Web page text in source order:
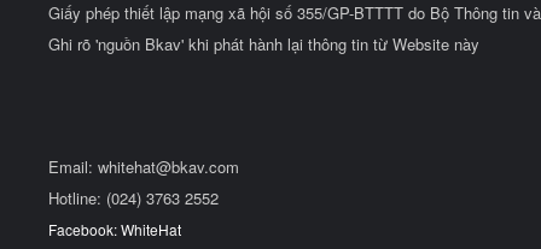
Giấy phép thiết lập mạng xã hội số 355/GP-BTTTT do Bộ Thông tin
Ghi rõ 'nguồn Bkav' khi phát hành lại thông tin từ Website này
Email: whitehat@bkav.com
Hotline: (024) 3763 2552
Facebook: WhiteHat